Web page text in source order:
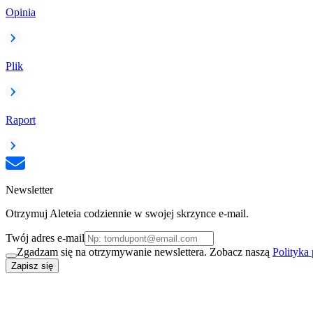
Opinia
Plik
Raport
Newsletter
Otrzymuj Aleteia codziennie w swojej skrzynce e-mail.
Twój adres e-mail
Zgadzam się na otrzymywanie newslettera. Zobacz naszą Polityka
Zapisz się